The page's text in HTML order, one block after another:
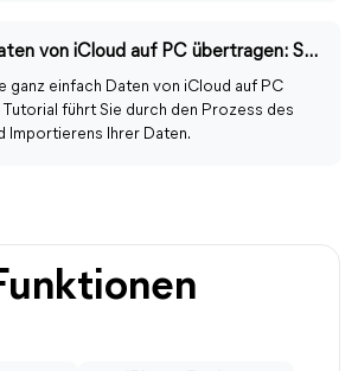
Wie kann man Daten von iCloud auf PC übertragen: So geht´s
ganz einfach Daten von iCloud auf PC
führt Sie durch den Prozess des
Importierens Ihrer Daten.